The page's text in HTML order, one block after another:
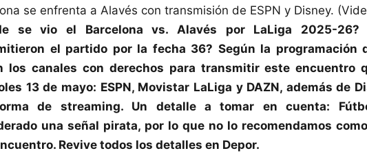
se enfrenta a Alavés con transmisión de ESPN y Disney.
se vio el Barcelona vs. Alavés por LaLiga 2025-26?
el partido por la fecha 36? Según la programación
los canales con derechos para transmitir este encuentro
13 de mayo: ESPN, Movistar LaLiga y DAZN, además de
de streaming. Un detalle a tomar en cuenta:
una señal pirata, por lo que no lo recomendamos
Revive todos los detalles en Depor.